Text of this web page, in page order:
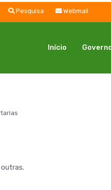
Pesquisa Webmail
Início